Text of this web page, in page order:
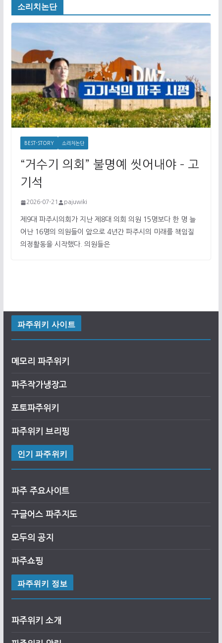
소리치논단
BEST-STORY 소리치논단
“거수기 의회” 불명예 씻어내야 – 고
기석
2026-07-21 pajuwiki
제9대 파주시의회가 지난 제8대 의회 의원 15명보다 한 명 늘
어난 16명의 의원들이 앞으로 4년간 파주시의 미래를 책임질
의정활동을 시작했다. 의원들은
파주위키 사이트
메모리 파주위키
파주작가냉장고
포토파주위키
파주위키 브리핑
인기 파주위키
파주 주요사이트
구글어스 파주지도
모두의 공지
파주쇼핑
파주위키 정보
파주위키 소개